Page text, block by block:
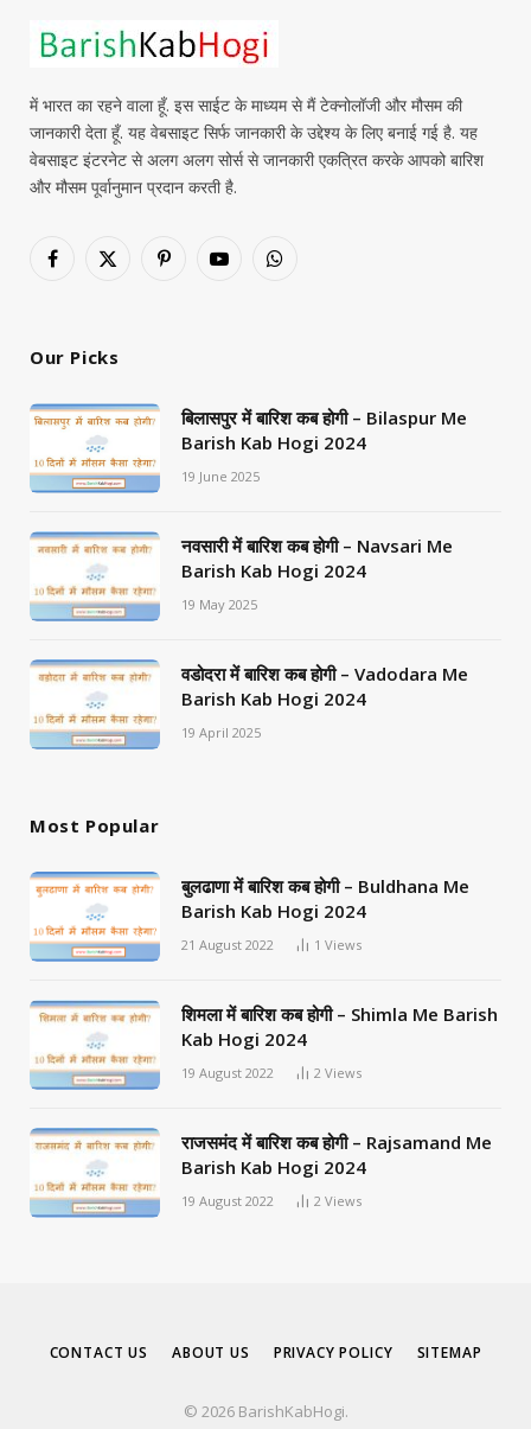
में भारत का रहने वाला हूँ. इस साईट के माध्यम से मैं टेक्नोलॉजी और मौसम की
जानकारी देता हूँ. यह वेबसाइट सिर्फ जानकारी के उद्देश्य के लिए बनाई गई है. यह
वेबसाइट इंटरनेट से अलग अलग सोर्स से जानकारी एकत्रित करके आपको बारिश
और मौसम पूर्वानुमान प्रदान करती है.
Facebook
X
PinterestYouTubeWhatsApp
Our Picks
बिलासपुर में बारिश कब होगी – Bilaspur Me
Barish Kab Hogi 2024
19 June 2025
नवसारी में बारिश कब होगी – Navsari Me
Barish Kab Hogi 2024
19 May 2025
वडोदरा में बारिश कब होगी – Vadodara Me
Barish Kab Hogi 2024
19 April 2025
Most Popular
बुलढाणा में बारिश कब होगी – Buldhana Me
Barish Kab Hogi 2024
21 August 2022 1 Views
शिमला में बारिश कब होगी – Shimla Me Barish
Kab Hogi 2024
19 August 2022 2 Views
राजसमंद में बारिश कब होगी – Rajsamand Me
Barish Kab Hogi 2024
19 August 2022 2 Views
CONTACT US ABOUT US PRIVACY POLICY SITEMAP
© 2026 BarishKabHogi.